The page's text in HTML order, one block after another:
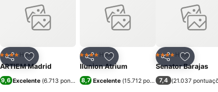
PartilharAdicionar aos favoritos
4 EstrelasHotel
ARTIEM Madrid
9,6 Excelente (6.713 pontuações )
PartilharAdicionar aos favoritos
4 EstrelasHotel
Ilunion Atrium
8,7 Excelente (15.712 pontuações)
Partilhar
4 EstrelasHotel
Senator Barajas
7,4 (21.037